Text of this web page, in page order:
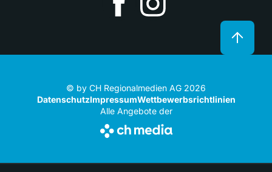
© by CH Regionalmedien AG 2026
DatenschutzImpressumWettbewerbsrichtlinien
Alle Angebote der